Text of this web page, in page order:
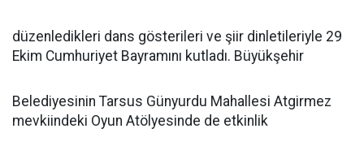
düzenledikleri dans gösterileri ve şiir dinletileriyle 29
Ekim Cumhuriyet Bayramını kutladı. Büyükşehir
Belediyesinin Tarsus Günyurdu Mahallesi Atgirmez
mevkiindeki Oyun Atölyesinde de etkinlik